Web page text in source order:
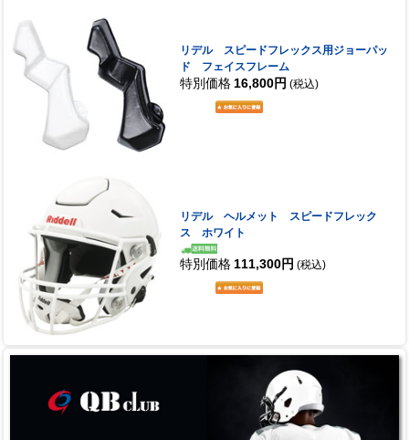
リデル スピードフレックス用ジョーパッ
ド フェイスフレーム
特別価格 16,800円 (税込)
リデル ヘルメット スピードフレック
ス ホワイト
特別価格 111,300円 (税込)